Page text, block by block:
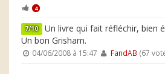
4
7/10 Un livre qui fait réfléchir, bien
Un bon Grisham.
04/06/2008 à 15:47 FandAB (67